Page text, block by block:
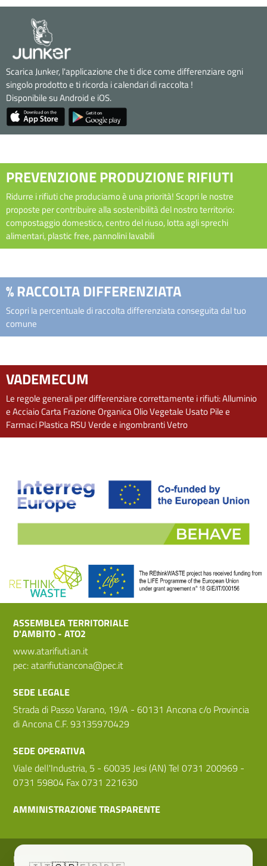
Scarica Junker, l'applicazione che ti dice come differenziare ogni
singolo prodotto e ti ricorda i calendari di raccolta !
Disponibile su Android e iOS.
PREVENZIONE PRODUZIONE RIFIUTI
Ridurre i rifiuti che produciamo è una priorità! Scopri le nostre
proposte per contribuire alla sostenibilità del nostro territorio:
compostaggio domestico, centro del riuso, lotta agli sprechi
alimentari, plastic free, pannolini lavabili
% RACCOLTA DIFFERENZIATA
Scopri la percentuale di raccolta differenziata conseguita dal tuo
comune
VADEMECUM
Le regole generali per differenziare correttamente i rifiuti:Alluminio
e AcciaioCartaFrazione OrganicaOlio Vegetale UsatoPile e
FarmaciPlasticaRSUVerde e ingombrantiVetro
ASSEMBLEA TERRITORIALE
D'AMBITO - ATO2
www.atarifiuti.an.it
pec:atarifiutiancona@pec.it
SEDE LEGALE
Strada di Passo Varano, 19/A - 60131 Ancona c/o Provincia
di Ancona C.F. 93135970429
SEDE OPERATIVA
Viale dell'Industria, 5 - 60035 Jesi (AN) Tel 0731 200969 -
0731 59804 Fax 0731 221630
AMMINISTRAZIONE TRASPARENTE
Sezione Link Utili
Media policy